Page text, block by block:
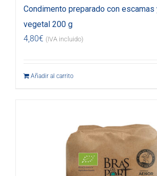
Condimento preparado con escamas
vegetal 200 g
4,80€ (IVA incluido)
Añadir al carrito